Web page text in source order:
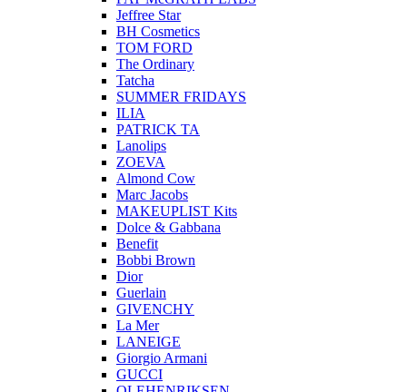
Jeffree Star
BH Cosmetics
TOM FORD
The Ordinary
Tatcha
SUMMER FRIDAYS
ILIA
PATRICK TA
Lanolips
ZOEVA
Almond Cow
Marc Jacobs
MAKEUPLIST Kits
Dolce & Gabbana
Benefit
Bobbi Brown
Dior
Guerlain
GIVENCHY
La Mer
LANEIGE
Giorgio Armani
GUCCI